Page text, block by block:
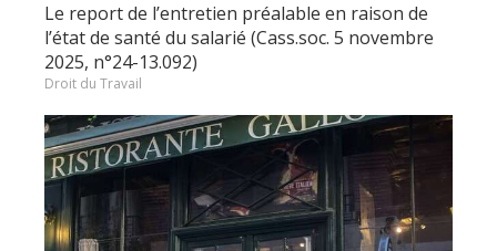
Le report de l’entretien préalable en raison de
l’état de santé du salarié (Cass.soc. 5 novembre
2025, n°24-13.092)
Droit du Travail